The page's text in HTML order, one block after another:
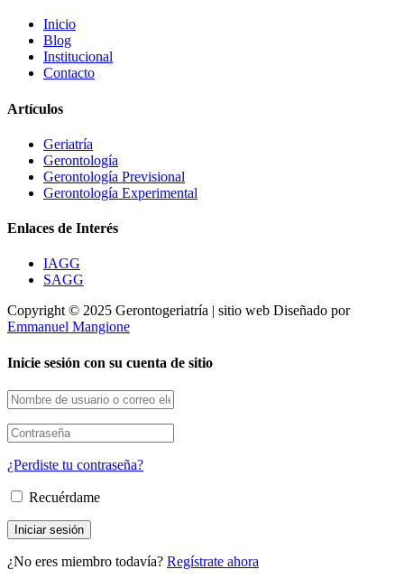
Inicio
Blog
Institucional
Contacto
Artículos
Geriatría
Gerontología
Gerontología Previsional
Gerontología Experimental
Enlaces de Interés
IAGG
SAGG
Copyright © 2025 Gerontogeriatría | sitio web Diseñado por
Emmanuel Mangione
Inicie sesión con su cuenta de sitio
¿Perdiste tu contraseña?
Recuérdame
¿No eres miembro todavía? Regístrate ahora